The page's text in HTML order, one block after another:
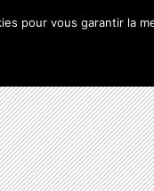
pour vous garantir la